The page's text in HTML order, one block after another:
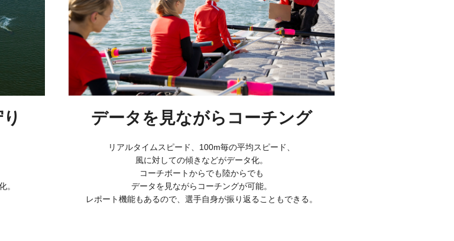
。
データを見ながらコーチング
リアルタイムスピード、100m毎の平均スピード、
風に対しての傾きなどがデータ化。
コーチボートからでも陸からでも
データを見ながらコーチングが可能。
レポート機能もあるので、選手自身が振り返ることもできる。